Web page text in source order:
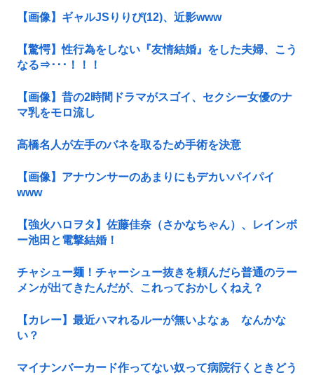
【画像】ギャルJSりりぴ(12)、近影www
【驚愕】性行為をしない『友情結婚』をした夫婦、こう
なる⇒･･･！！！
【画像】昔の2時間ドラマがスゴイ、セクシー女優のナ
マ乳をモロ流し
高橋名人が左手のバネを取るため手術を決意
【画像】アナウンサーのあまりにもデカいパイパイ
www
【強火ハロヲタ】佐藤佳奈（さかなちゃん）、レインボ
ー池田と電撃結婚！
チャシュー麺！チャーシュー抜きを頼んだら普通のラー
メンが出てきたんだが、これっておかしくねえ？
【カレー】最近ハマれるルーが無いよなぁ なんかな
い？
マイナンバーカード作ってない奴って病院行くときどう